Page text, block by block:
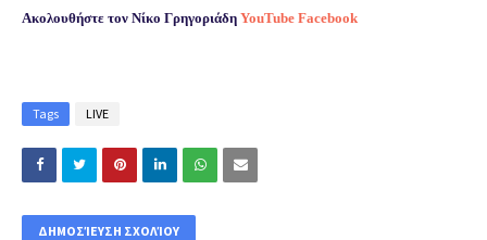
Ακολουθήστε τον Νίκο Γρηγοριάδη YouTube Facebook
Tags LIVE
ΔΗΜΟΣΊΕΥΣΗ ΣΧΟΛΊΟΥ